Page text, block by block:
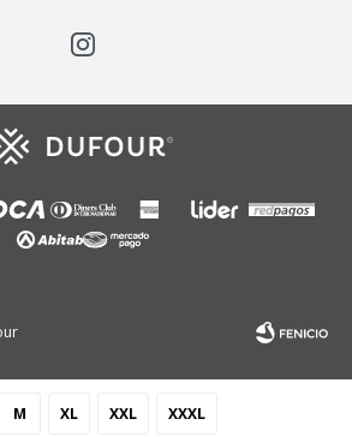
M XL XXL XXXL
